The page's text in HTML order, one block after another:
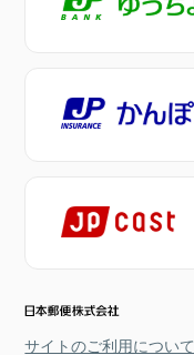
サイトのご利用について